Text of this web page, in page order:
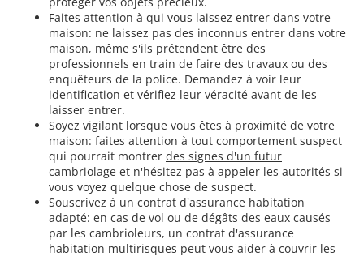
Faites attention à qui vous laissez entrer dans votre
maison: ne laissez pas des inconnus entrer dans votre
maison, même s'ils prétendent être des
professionnels en train de faire des travaux ou des
enquêteurs de la police. Demandez à voir leur
identification et vérifiez leur véracité avant de les
laisser entrer.
Soyez vigilant lorsque vous êtes à proximité de votre
maison: faites attention à tout comportement suspect
qui pourrait montrer des signes d'un futur
cambriolage et n'hésitez pas à appeler les autorités si
vous voyez quelque chose de suspect.
Souscrivez à un contrat d'assurance habitation
adapté: en cas de vol ou de dégâts des eaux causés
par les cambrioleurs, un contrat d'assurance
habitation multirisques peut vous aider à couvrir les